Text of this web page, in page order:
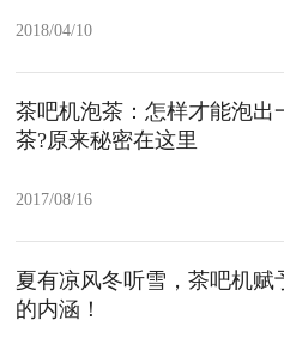
2018/04/10
茶吧机泡茶：怎样才能泡出
茶?原来秘密在这里
2017/08/16
夏有凉风冬听雪，茶吧机赋
的内涵！